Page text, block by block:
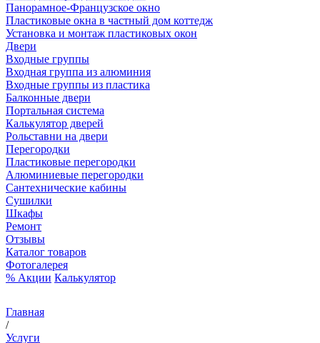
Панорамное-Французское окно
Пластиковые окна в частный дом коттедж
Установка и монтаж пластиковых окон
Двери
Входные группы
Входная группа из алюминия
Входные группы из пластика
Балконные двери
Портальная система
Калькулятор дверей
Рольставни на двери
Перегородки
Пластиковые перегородки
Алюминиевые перегородки
Сантехнические кабины
Сушилки
Шкафы
Ремонт
Отзывы
Каталог товаров
Фотогалерея
% Акции Калькулятор
Главная
/
Услуги